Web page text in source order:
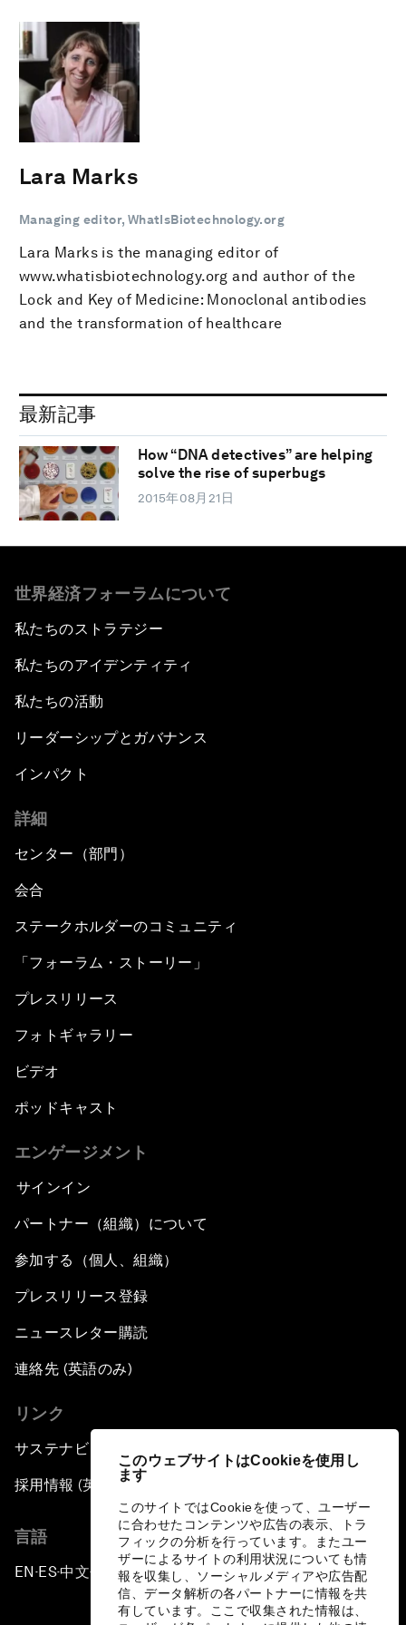
このウェブサイトはCookieを使用し
ます
このサイトではCookieを使って、ユーザー
に合わせたコンテンツや広告の表示、トラ
フィックの分析を行っています。またユー
ザーによるサイトの利用状況についても情
報を収集し、ソーシャルメディアや広告配
信、データ解析の各パートナーに情報を共
有しています。ここで収集された情報は、
Lara Marks
Managing editor, WhatIsBiotechnology.org
Lara Marks is the managing editor of
www.whatisbiotechnology.org and author of the
Lock and Key of Medicine: Monoclonal antibodies
and the transformation of healthcare
最新記事
How “DNA detectives” are helping
solve the rise of superbugs
2015年08月21日
世界経済フォーラムについて
私たちのストラテジー
私たちのアイデンティティ
私たちの活動
リーダーシップとガバナンス
インパクト
詳細
センター（部門）
会合
ステークホルダーのコミュニティ
「フォーラム・ストーリー」
プレスリリース
フォトギャラリー
ビデオ
ポッドキャスト
エンゲージメント
サインイン
パートナー（組織）について
参加する（個人、組織）
プレスリリース登録
ニュースレター購読
連絡先 (英語のみ)
リンク
サステナビリティへの取り組み
採用情報 (英語のみ)
言語
EN ▪ES▪中文▪ 日本語